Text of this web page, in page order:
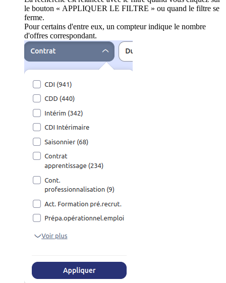
le bouton « APPLIQUER LE FILTRE » ou quand le filtre se
ferme.
Pour certains d'entre eux, un compteur indique le nombre
d'offres correspondant.